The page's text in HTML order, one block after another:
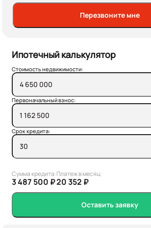
Перезвоните мне
Ипотечный калькулятор
Стоимость недвижимости:
Первоначальный взнос:
Срок кредита:
Сумма кредита:
3 487 500 ₽
Платеж в месяц:
20 352 ₽
Оставить заявку